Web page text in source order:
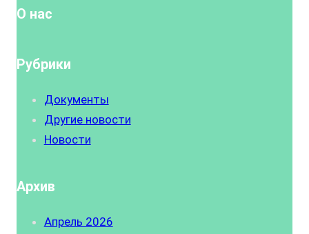
О нас
Рубрики
Документы
Другие новости
Новости
Архив
Апрель 2026